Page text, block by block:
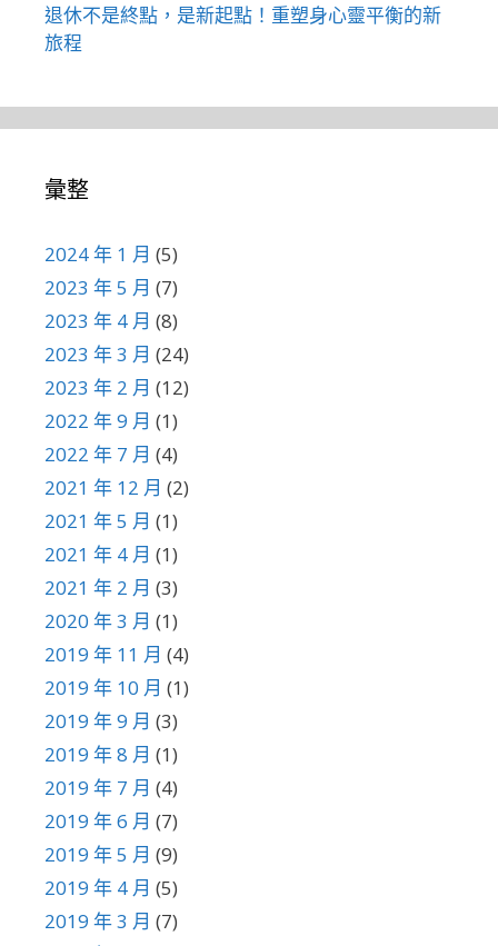
退休不是終點，是新起點！重塑身心靈平衡的新
旅程
彙整
2024 年 1 月 (5)
2023 年 5 月 (7)
2023 年 4 月 (8)
2023 年 3 月 (24)
2023 年 2 月 (12)
2022 年 9 月 (1)
2022 年 7 月 (4)
2021 年 12 月 (2)
2021 年 5 月 (1)
2021 年 4 月 (1)
2021 年 2 月 (3)
2020 年 3 月 (1)
2019 年 11 月 (4)
2019 年 10 月 (1)
2019 年 9 月 (3)
2019 年 8 月 (1)
2019 年 7 月 (4)
2019 年 6 月 (7)
2019 年 5 月 (9)
2019 年 4 月 (5)
2019 年 3 月 (7)